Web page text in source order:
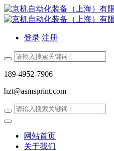
登录 注册
189-4952-7906
hzt@asmsprint.com
网站首页
关于我们